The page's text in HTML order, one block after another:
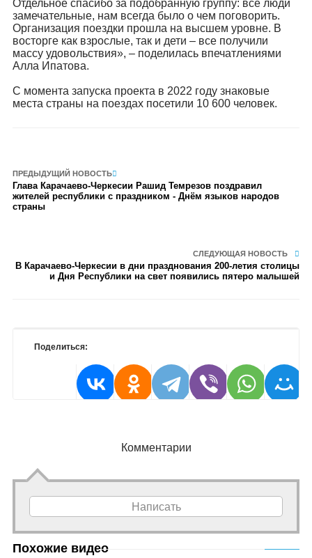
Отдельное спасибо за подобранную группу: все люди
замечательные, нам всегда было о чем поговорить.
Организация поездки прошла на высшем уровне. В
восторге как взрослые, так и дети – все получили
массу удовольствия», – поделилась впечатлениями
Алла Ипатова.
С момента запуска проекта в 2022 году знаковые
места страны на поездах посетили 10 600 человек.
ПРЕДЫДУЩИЙ НОВОСТЬ
Глава Карачаево-Черкесии Рашид Темрезов поздравил
жителей республики с праздником - Днём языков народов
страны
СЛЕДУЮЩАЯ НОВОСТЬ
В Карачаево-Черкесии в дни празднования 200-летия столицы
и Дня Республики на свет появились пятеро малышей
Поделиться:
Комментарии
Написать
Похожие видео